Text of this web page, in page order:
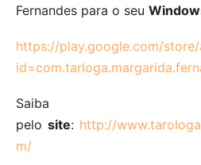
Fernandes para o seu
https://play.google.com/
Saiba
pelo site: http://
m/